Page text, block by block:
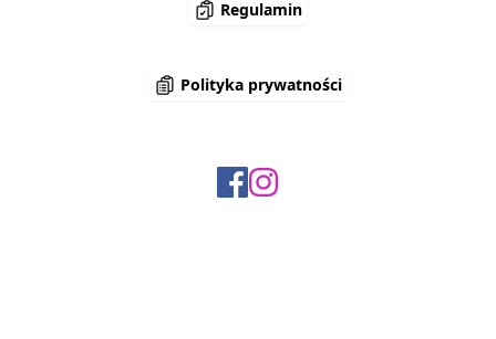
Regulamin
Polityka prywatności